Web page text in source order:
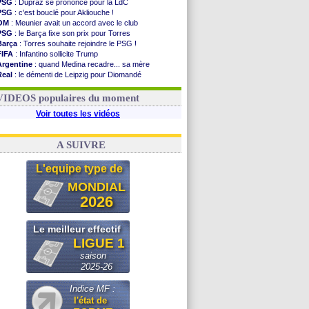
: Dupraz se prononce pour la LdC
: c'est bouclé pour Akliouche !
: Meunier avait un accord avec le club
: le Barça fixe son prix pour Torres
: Torres souhaite rejoindre le PSG !
: Infantino sollicite Trump
: quand Medina recadre... sa mère
: le démenti de Leipzig pour Diomandé
: le conseiller d'Infantino démissionne !
populaires du moment
Voir toutes les vidéos
A SUIVRE
L'equipe type de
MONDIAL
2026
Le meilleur effectif
LIGUE 1
saison
2025-26
Indice MF :
l'état de